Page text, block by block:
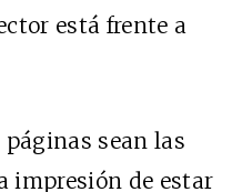
está frente a
sean las
impresión de estar